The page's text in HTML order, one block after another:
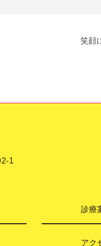
笑顔
1
診療
アク